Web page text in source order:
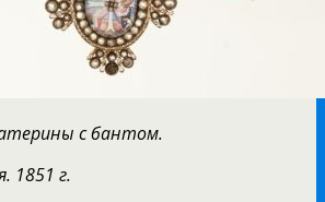
с бантом.
1851 г.